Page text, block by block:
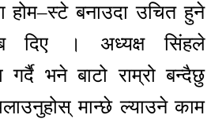
होम–स्टे बनाउदा उचित हुने
दिए । अध्यक्ष सिंहले
भने बाटो राम्रो बन्दैछु
मान्छे ल्याउने काम